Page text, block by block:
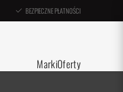
BEZPIECZNE PŁATNOŚCI
MarkiOferty